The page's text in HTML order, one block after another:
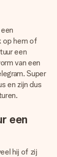
op hem of
een
van een
Super
en zijn dus
een
hij of zij